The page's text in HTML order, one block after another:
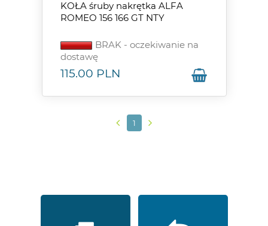
KOŁA śruby nakrętka ALFA
ROMEO 156 166 GT NTY
BRAK - oczekiwanie na
dostawę
115.00 PLN
1